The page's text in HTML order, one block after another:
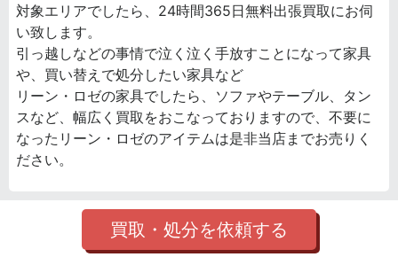
対象エリアでしたら、24時間365日無料出張買取にお伺
い致します。
引っ越しなどの事情で泣く泣く手放すことになって家具
や、買い替えで処分したい家具など
リーン・ロゼの家具でしたら、ソファやテーブル、タン
スなど、幅広く買取をおこなっておりますので、不要に
なったリーン・ロゼのアイテムは是非当店までお売りく
ださい。
買取・処分を依頼する